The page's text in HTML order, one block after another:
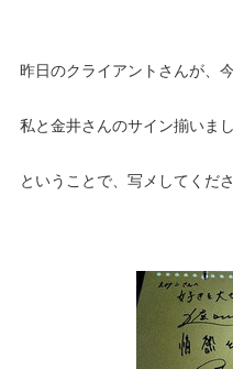
昨日のクライアントさんが、
私と金井さんのサイン揃いま
ということで、写メしてくだ